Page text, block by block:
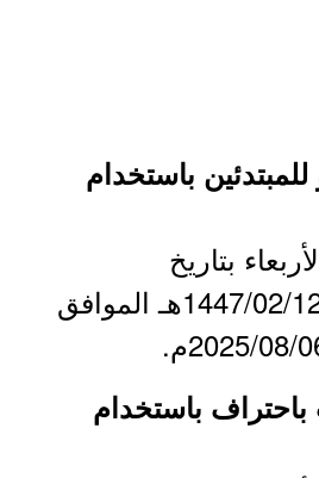
للمبتدئين باستخدام
بتاريخ
1447/02/11هـ و1447/02/12هـ الموافق
باحتراف باستخدام